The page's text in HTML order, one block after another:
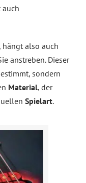
auch
hängt also auch
anstreben. Dieser
sondern
Material, der
Spielart.